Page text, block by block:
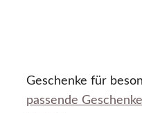
Geschenke für
passende